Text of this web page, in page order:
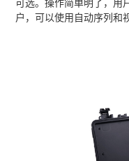
可选。操作简单明了，用
户，可以使用自动序列和